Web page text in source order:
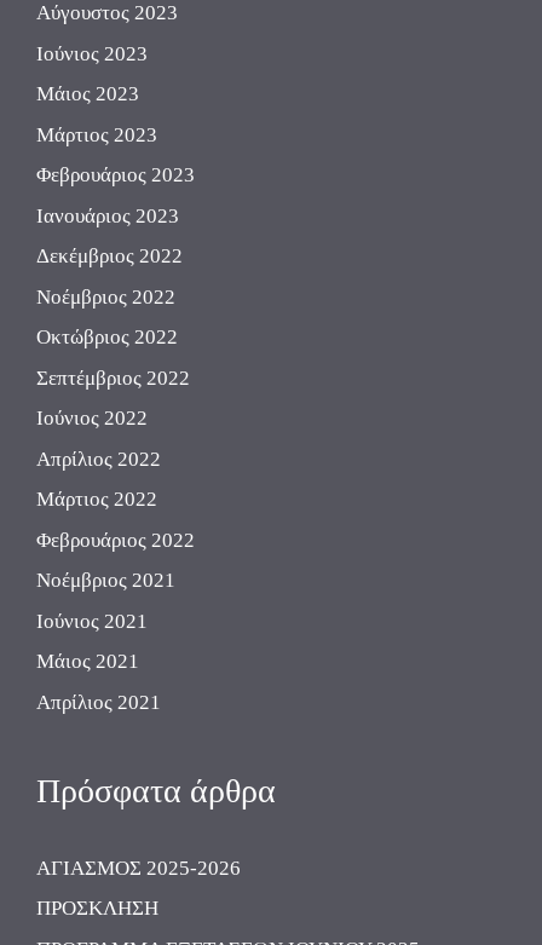
Αύγουστος 2023
Ιούνιος 2023
Μάιος 2023
Μάρτιος 2023
Φεβρουάριος 2023
Ιανουάριος 2023
Δεκέμβριος 2022
Νοέμβριος 2022
Οκτώβριος 2022
Σεπτέμβριος 2022
Ιούνιος 2022
Απρίλιος 2022
Μάρτιος 2022
Φεβρουάριος 2022
Νοέμβριος 2021
Ιούνιος 2021
Μάιος 2021
Απρίλιος 2021
Πρόσφατα άρθρα
ΑΓΙΑΣΜΟΣ 2025-2026
ΠΡΟΣΚΛΗΣΗ